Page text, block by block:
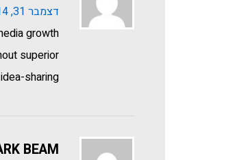
דצמבר 31, 2014 בשעה 2:07 pm
growth
superior
sharing
BEAM